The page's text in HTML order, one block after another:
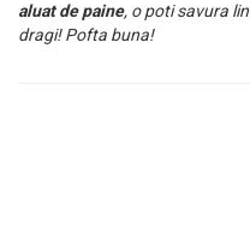
aluat de paine, o poti savura
dragi! Pofta buna!